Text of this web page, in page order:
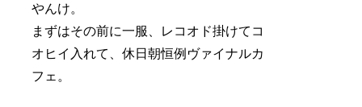
やんけ。
まずはその前に一服、レコオド掛けてコ
オヒイ入れて、休日朝恒例ヴァイナルカ
フェ。